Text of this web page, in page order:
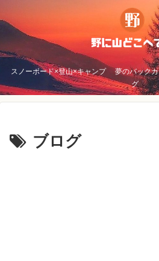
スノーボード×登山×キャンプ 夢のバック
グ
ブログ